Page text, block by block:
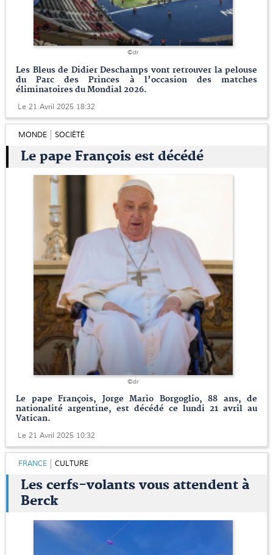
©dr
Les Bleus de Didier Deschamps vont retrouver la pelouse
du Parc des Princes à l’occasion des matches
éliminatoires du Mondial 2026.
Le 21 Avril 2025 18:32
MONDE SOCIÉTÉ
Le pape François est décédé
©dr
Le pape François, Jorge Mario Borgoglio, 88 ans, de
nationalité argentine, est décédé ce lundi 21 avril au
Vatican.
Le 21 Avril 2025 10:32
FRANCE CULTURE
Les cerfs-volants vous attendent à
Berck